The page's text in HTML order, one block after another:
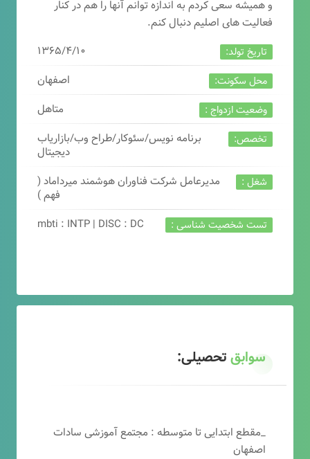
و همیشه سعی کردم به اندازه توانم آنها را هم در کنار
فعالیت های اصلیم دنبال کنم.
تاریخ تولد: ۱۳۶۵/۴/۱۰
محل سکونت: اصفهان
وضعیت ازدواج : متاهل
تخصص:
برنامه نویس/سئوکار/طراح وب/بازاریاب
دیجیتال
شغل :
مدیرعامل شرکت فناوران هوشمند میرداماد (
فهم )
تست شخصیت شناسی : mbti : INTP | DISC : DC
سوابقتحصیلی:
_مقطع ابتدایی تا متوسطه : مجتمع آموزشی سادات
اصفهان